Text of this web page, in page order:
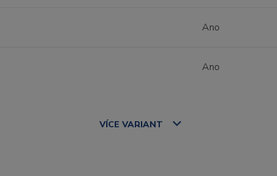
Ano
Ano
VÍCE VARIANT